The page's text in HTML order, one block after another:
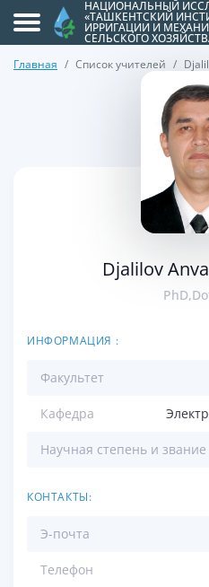
НАЦИОНАЛЬНЫЙ
«ТАШКЕНТСКИЙ
ИРРИГАЦИИ И
СЕЛЬСКОГО
Главная Список учителей
Djalilov
ИНФОРМАЦИЯ :
Факультет
Кафедра
Научная степень и звание
КОНТАКТЫ:
Э-почта
Телефон